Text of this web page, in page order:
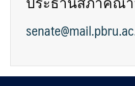
ประธานสภาคณา